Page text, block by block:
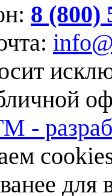
8 (800)
-